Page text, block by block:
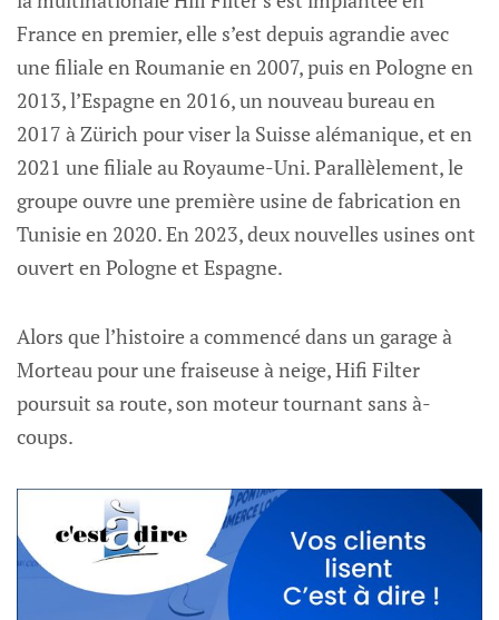
France en premier, elle s’est depuis agrandie avec
une filiale en Roumanie en 2007, puis en Pologne en
2013, l’Espagne en 2016, un nouveau bureau en
2017 à Zürich pour viser la Suisse alémanique, et en
2021 une filiale au Royaume-Uni. Parallèlement, le
groupe ouvre une première usine de fabrication en
Tunisie en 2020. En 2023, deux nouvelles usines ont
ouvert en Pologne et Espagne.
Alors que l’histoire a commencé dans un garage à
Morteau pour une fraiseuse à neige, Hifi Filter
poursuit sa route, son moteur tournant sans à-
coups.